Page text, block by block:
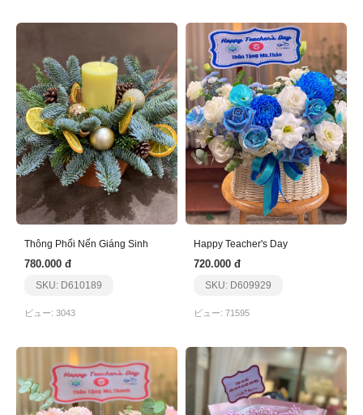
Thông Phối Nến Giáng Sinh
780.000 đ
SKU: D610189
ビュー: 3043
Happy Teacher's Day
720.000 đ
SKU: D609929
ビュー: 71595